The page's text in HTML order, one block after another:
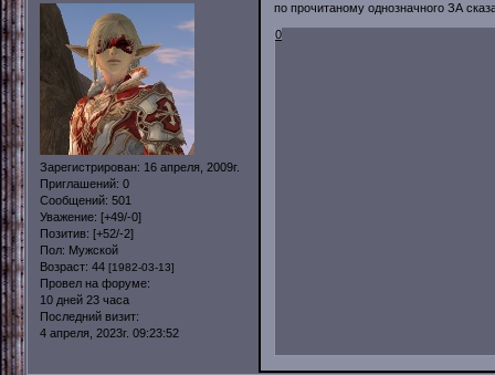
Зарегистрирован: 16 апреля, 2009г.
Приглашений: 0
Сообщений: 501
Уважение: [+49/-0]
Позитив: [+52/-2]
Пол: Мужской
Возраст: 44 [1982-03-13]
Провел на форуме:
10 дней 23 часа
Последний визит:
4 апреля, 2023г. 09:23:52
по прочитаному однозначного ЗА
0